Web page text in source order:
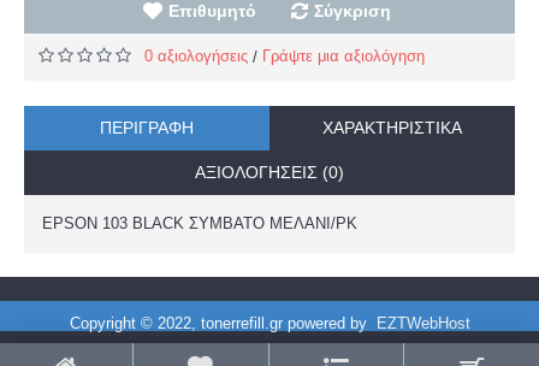
Επιθυμητό Σύγκριση
0 αξιολογήσεις / Γράψτε μια αξιολόγηση
ΠΕΡΙΓΡΑΦΉ ΧΑΡΑΚΤΗΡΙΣΤΙΚΆ
ΑΞΙΟΛΟΓΉΣΕΙΣ (0)
EPSON 103 BLACK ΣΥΜΒΑΤΟ ΜΕΛΑΝΙ/PK
Copyright © 2022, tonerrefill.gr powered by EZTWebHost